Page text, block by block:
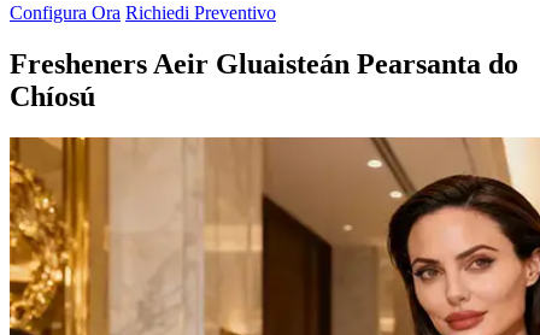
Configura Ora Richiedi Preventivo
Fresheners Aeir Gluaisteán Pearsanta do
Chíosú